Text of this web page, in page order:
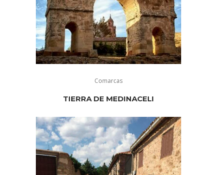
Comarcas
TIERRA DE MEDINACELI